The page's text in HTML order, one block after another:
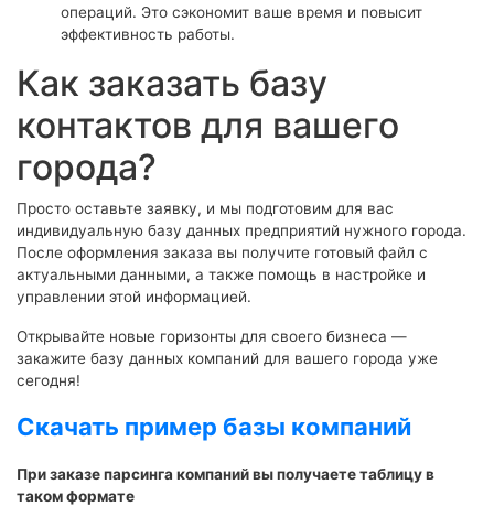
операций. Это сэкономит ваше время и повысит
эффективность работы.
Как заказать базу
контактов для вашего
города?
Просто оставьте заявку, и мы подготовим для вас
индивидуальную базу данных предприятий нужного города.
После оформления заказа вы получите готовый файл с
актуальными данными, а также помощь в настройке и
управлении этой информацией.
Открывайте новые горизонты для своего бизнеса —
закажите базу данных компаний для вашего города уже
сегодня!
Скачать пример базы компаний
При заказе парсинга компаний вы получаете таблицу в
таком формате